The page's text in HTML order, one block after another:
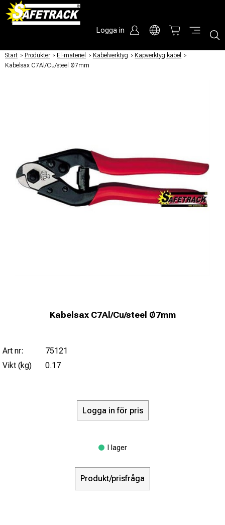
Logga in
Start / Produkter / El-materiel / Kabelverktyg / Kapverktyg kabel
/
Kabelsax C7Al/Cu/steel Ø7mm
Kabelsax C7Al/Cu/steel Ø7mm
Art nr:
75121
Vikt (kg)
0.17
Logga in för pris
I lager
Produkt/prisfråga